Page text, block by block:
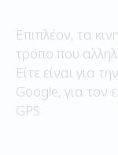
Επιπλέον, τα
τρόπο που
Είτε είναι για
Google, για τον
GPS